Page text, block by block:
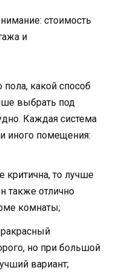
стоимость
и
какой способ
выбрать под
Каждая система
иного помещения:
критична, то лучше
также отлично
комнаты;
но при большой
вариант;